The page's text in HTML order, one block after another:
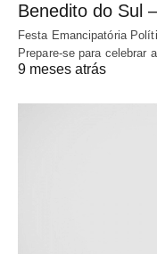
Benedito do Sul
Festa Emancipatória
Prepare-se para celebrar
9 meses atrás